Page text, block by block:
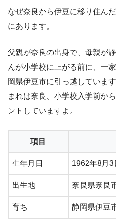
なぜ奈良から伊豆に移り住ん
にあります。
父親が奈良の出身で、母親が
んが小学校に上がる前に、一
岡県伊豆市に引っ越していま
まれは奈良、小学校入学前か
ントしていますよ。
項目
生年月日 1962年8月3
出生地 奈良県奈良
育ち 静岡県伊豆